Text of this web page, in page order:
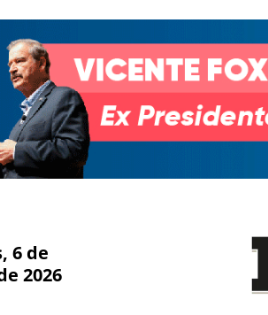
6 de
2026